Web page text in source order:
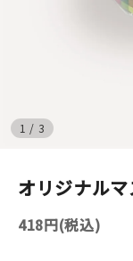
はんこ
雑貨
1 / 3
オリジナル
418円(税込)